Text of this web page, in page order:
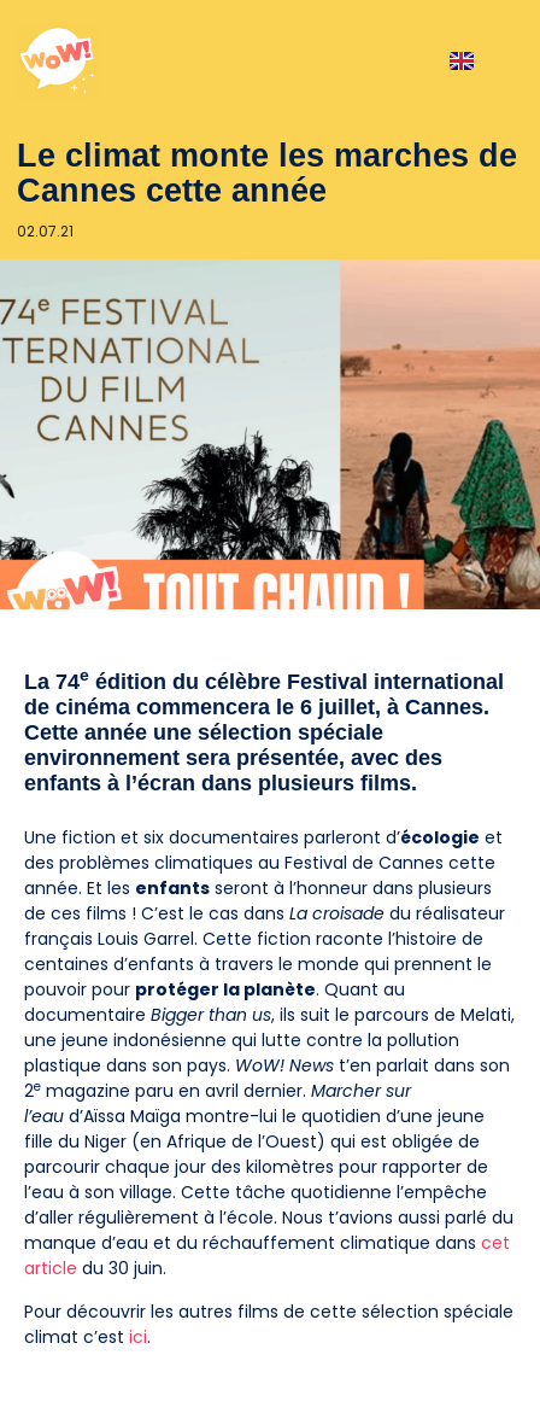
Le climat monte les marches de
Cannes cette année
02.07.21
La 74e édition du célèbre Festival international
de cinéma commencera le 6 juillet, à Cannes.
Cette année une sélection spéciale
environnement sera présentée, avec des
enfants à l’écran dans plusieurs films.
Une fiction et six documentaires parleront d’écologie et
des problèmes climatiques au Festival de Cannes cette
année. Et les enfants seront à l’honneur dans plusieurs
de ces films ! C’est le cas dans La croisade du réalisateur
français Louis Garrel. Cette fiction raconte l’histoire de
centaines d’enfants à travers le monde qui prennent le
pouvoir pour protéger la planète. Quant au
documentaire Bigger than us, ils suit le parcours de Melati,
une jeune indonésienne qui lutte contre la pollution
plastique dans son pays. WoW! News t’en parlait dans son
2e magazine paru en avril dernier. Marcher sur
l’eau d’Aïssa Maïga montre-lui le quotidien d’une jeune
fille du Niger (en Afrique de l’Ouest) qui est obligée de
parcourir chaque jour des kilomètres pour rapporter de
l’eau à son village. Cette tâche quotidienne l’empêche
d’aller régulièrement à l’école. Nous t’avions aussi parlé du
manque d’eau et du réchauffement climatique dans cet
article du 30 juin.
Pour découvrir les autres films de cette sélection spéciale
climat c’est ici.